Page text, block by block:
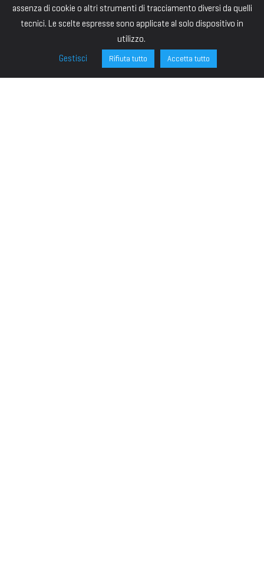
assenza di cookie o altri strumenti di tracciamento diversi da quelli
tecnici. Le scelte espresse sono applicate al solo dispositivo in
utilizzo.
Gestisci
Rifiuta tutto Accetta tutto